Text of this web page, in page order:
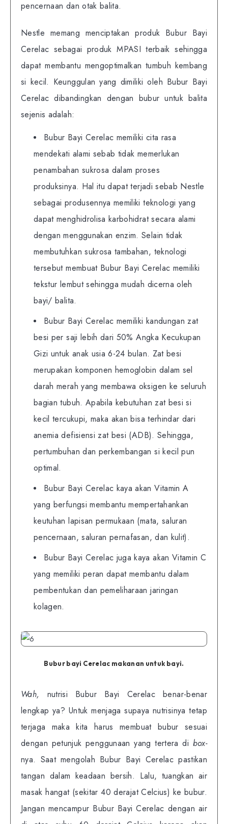
pencernaan dan otak balita.
Nestle memang menciptakan produk Bubur Bayi
Cerelac sebagai produk MPASI terbaik sehingga
dapat membantu mengoptimalkan tumbuh kembang
si kecil. Keunggulan yang dimiliki oleh Bubur Bayi
Cerelac dibandingkan dengan bubur untuk balita
sejenis adalah:
Bubur Bayi Cerelac memiliki cita rasa
mendekati alami sebab tidak memerlukan
penambahan sukrosa dalam proses
produksinya. Hal itu dapat terjadi sebab Nestle
sebagai produsennya memiliki teknologi yang
dapat menghidrolisa karbohidrat secara alami
dengan menggunakan enzim. Selain tidak
membutuhkan sukrosa tambahan, teknologi
tersebut membuat Bubur Bayi Cerelac memiliki
tekstur lembut sehingga mudah dicerna oleh
bayi/ balita.
Bubur Bayi Cerelac memiliki kandungan zat
besi per saji lebih dari 50% Angka Kecukupan
Gizi untuk anak usia 6-24 bulan. Zat besi
merupakan komponen hemoglobin dalam sel
darah merah yang membawa oksigen ke seluruh
bagian tubuh. Apabila kebutuhan zat besi si
kecil tercukupi, maka akan bisa terhindar dari
anemia defisiensi zat besi (ADB). Sehingga,
pertumbuhan dan perkembangan si kecil pun
optimal.
Bubur Bayi Cerelac kaya akan Vitamin A
yang berfungsi membantu mempertahankan
keutuhan lapisan permukaan (mata, saluran
pencernaan, saluran pernafasan, dan kulit).
Bubur Bayi Cerelac juga kaya akan Vitamin C
yang memiliki peran dapat membantu dalam
pembentukan dan pemeliharaan jaringan
kolagen.
Bubur bayi Cerelac makanan untuk bayi.
Wah,
nutrisi Bubur Bayi Cerelac benar-benar
lengkap ya? Untuk menjaga supaya nutrisinya tetap
terjaga maka kita harus membuat bubur sesuai
dengan petunjuk penggunaan yang tertera di box-
nya. Saat mengolah Bubur Bayi Cerelac pastikan
tangan dalam keadaan bersih. Lalu, tuangkan air
masak hangat (sekitar 40 derajat Celcius) ke bubur.
Jangan mencampur Bubur Bayi Cerelac dengan air